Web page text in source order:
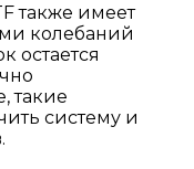
также имеет
колебаний
остается
такие
систему и